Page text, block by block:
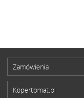
Zamówienia
Kopertomat.pl